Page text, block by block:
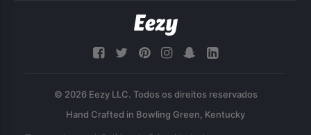
© 2026 Eezy LLC. Todos os direitos reservados